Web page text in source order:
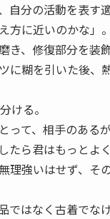
自分の活動を表す
方に近いのかな」
き、修復部分を装
に糊を引いた後、
ける。
って、相手のある
たら君はもっとよ
理強いはせず、そ
ではなく古着でな